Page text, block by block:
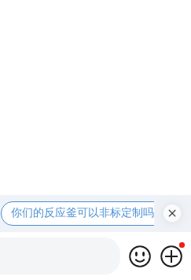
你们的反应釜可以非标定制吗？